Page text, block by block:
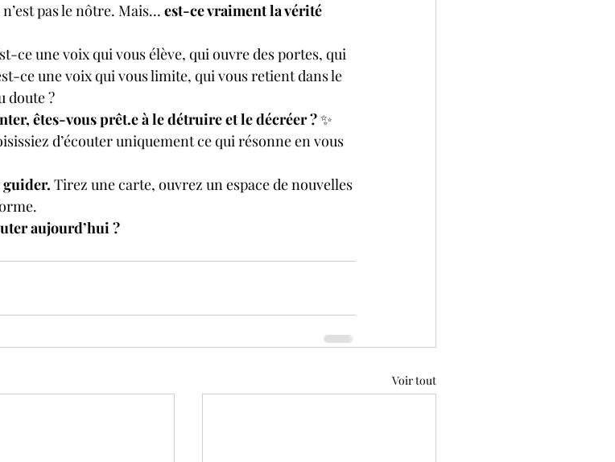
pas le nôtre. Mais… est-ce vraiment la vérité
ce une voix qui vous élève, qui ouvre des portes, qui
ce une voix qui vous limite, qui vous retient dans le
doute ?
êtes-vous prêt.e à le détruire et le décréer ? ✨
d’écouter uniquement ce qui résonne en vous
guider. Tirez une carte, ouvrez un espace de nouvelles
aujourd’hui ?
Voir tout